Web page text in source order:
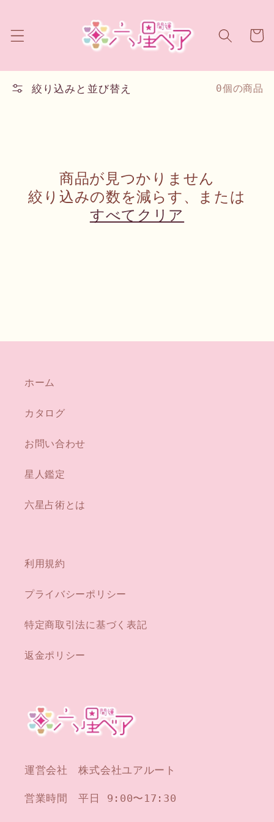
進む
ー
絞り込みと並び替え 0個の商品
商品が見つかりません
絞り込みの数を減らす、または
すべてクリア
ホーム
カタログ
お問い合わせ
星人鑑定
六星占術とは
利用規約
プライバシーポリシー
特定商取引法に基づく表記
返金ポリシー
運営会社 株式会社ユアルート
営業時間 平日 9:00〜17:30